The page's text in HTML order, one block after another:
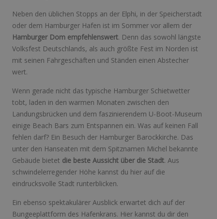
Neben den üblichen Stopps an der Elphi, in der Speicherstadt
oder dem Hamburger Hafen ist im Sommer vor allem der
Hamburger Dom empfehlenswert. Denn das sowohl längste
Volksfest Deutschlands, als auch größte Fest im Norden ist
mit seinen Fahrgeschäften und Ständen einen Abstecher
wert.
Wenn gerade nicht das typische Hamburger Schietwetter
tobt, laden in den warmen Monaten zwischen den
Landungsbrücken und dem faszinierendem U-Boot-Museum
einige Beach Bars zum Entspannen ein. Was auf keinen Fall
fehlen darf? Ein Besuch der Hamburger Barockkirche. Das
unter den Hanseaten mit dem Spitznamen Michel bekannte
Gebäude bietet die beste Aussicht über die Stadt. Aus
schwindelerregender Höhe kannst du hier auf die
eindrucksvolle Stadt runterblicken.
Ein ebenso spektakulärer Ausblick erwartet dich auf der
Bungeeplattform des Hafenkrans. Hier kannst du dir den